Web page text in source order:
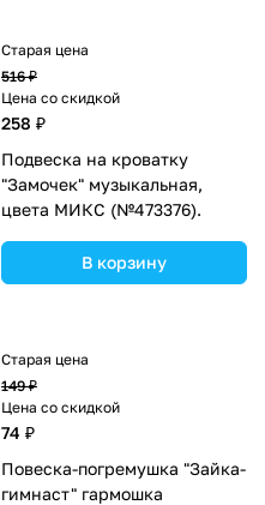
Старая цена
516 ₽
Цена со скидкой
258 ₽
Подвеска на кроватку
"Замочек" музыкальная,
цвета МИКС (№473376).
В корзину
Старая цена
149 ₽
Цена со скидкой
74 ₽
Повеска-погремушка "Зайка-
гимнаст" гармошка